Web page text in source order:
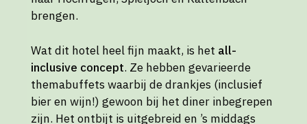
brengen.
Wat dit hotel heel fijn maakt, is het all-
inclusive concept. Ze hebben gevarieerde
themabuffets waarbij de drankjes (inclusief
bier en wijn!) gewoon bij het diner inbegrepen
zijn. Het ontbijt is uitgebreid en ’s middags